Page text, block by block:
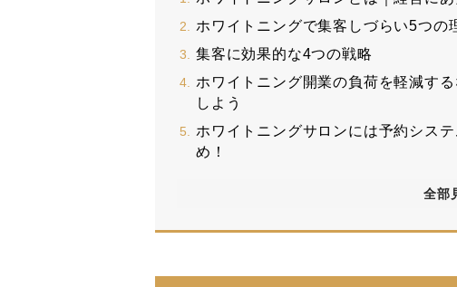
ホワイトニングで集客しづらい5つの
集客に効果的な4つの戦略
ホワイトニング開業の負荷を軽減す
しよう
ホワイトニングサロンには予約シス
め！
全部